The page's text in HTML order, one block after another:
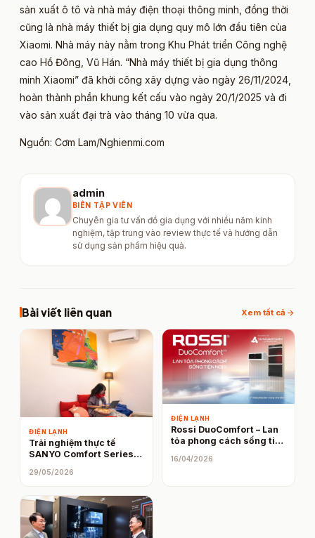
sản xuất ô tô và nhà máy điện thoại thông minh, đồng thời
cũng là nhà máy thiết bị gia dụng quy mô lớn đầu tiên của
Xiaomi. Nhà máy này nằm trong Khu Phát triển Công nghệ
cao Hồ Đông, Vũ Hán. “Nhà máy thiết bị gia dụng thông
minh Xiaomi” đã khởi công xây dựng vào ngày 26/11/2024,
hoàn thành phần khung kết cấu vào ngày 20/1/2025 và đi
vào sản xuất đại trà vào tháng 10 vừa qua.
Nguồn: Cơm Lam/Nghienmi.com​
admin
BIÊN TẬP VIÊN
Chuyên gia tư vấn đồ gia dụng với nhiều năm kinh
nghiệm, tập trung vào review thực tế và hướng dẫn
sử dụng sản phẩm hiệu quả.
Bài viết liên quan Xem tất cả arrow_forward
ĐIỆN LẠNH
Trải nghiệm thực tế
SANYO Comfort Series:
có như kỳ vọng?
29/05/2026
ĐIỆN LẠNH
Rossi DuoComfort – Lan
tỏa phong cách sống tiện
bé mỗi ngày
16/04/2026